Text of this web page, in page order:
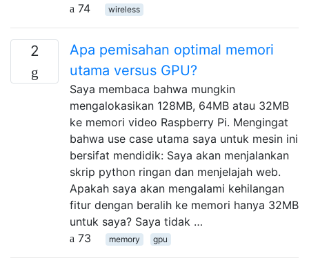
74
wireless
2
Apa pemisahan optimal memori
utama versus GPU?
Saya membaca bahwa mungkin
mengalokasikan 128MB, 64MB atau 32MB
ke memori video Raspberry Pi. Mengingat
bahwa use case utama saya untuk mesin ini
bersifat mendidik: Saya akan menjalankan
skrip python ringan dan menjelajah web.
Apakah saya akan mengalami kehilangan
fitur dengan beralih ke memori hanya 32MB
untuk saya? Saya tidak …
73
memory gpu